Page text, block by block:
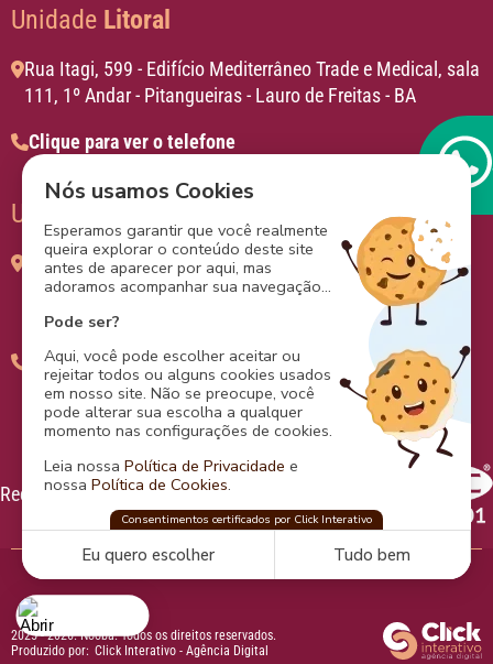
Unidade Litoral
Rua Itagi, 599 - Edifício Mediterrâneo Trade e Medical, sala
111, 1º Andar - Pitangueiras - Lauro de Freitas - BA
Clique para ver o telefone
Unidade
Av. Juracy Magalhães Júnior, 2096 - Centro Médico
Aliança, sala 607 -
Rio Vermelho - Salvador - BA
Clique para ver o telefone
Redes Sociais
2025 - 2026. Nooba.Todos os direitos reservados.
Produzido por: Click Interativo - Agência Digital
Nós usamos Cookies
Esperamos garantir que você realmente
queira explorar o conteúdo deste site
antes de aparecer por aqui, mas
adoramos acompanhar sua navegação...
Pode ser?
Aqui, você pode escolher aceitar ou
rejeitar todos ou alguns cookies usados
em nosso site. Não se preocupe, você
pode alterar sua escolha a qualquer
momento nas configurações de cookies.
Leia nossa Política de Privacidade e
nossa Política de Cookies.
Consentimentos certificados por Click Interativo
Noobaconfia naClick Interativo para proteger sua
Eu quero escolher Tudo bem